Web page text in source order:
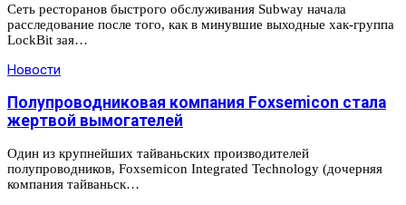
Сеть ресторанов быстрого обслуживания Subway начала
расследование после того, как в минувшие выходные хак-группа
LockBit зая…
Новости
Полупроводниковая компания Foxsemicon стала
жертвой вымогателей
Один из крупнейших тайваньских производителей
полупроводников, Foxsemicon Integrated Technology (дочерняя
компания тайваньск…